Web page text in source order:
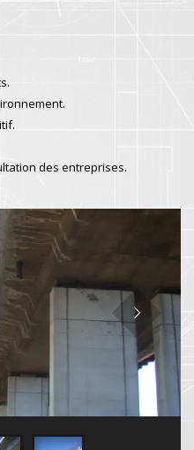
des entreprises.